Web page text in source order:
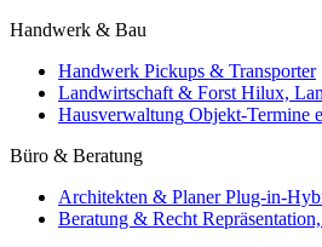
Handwerk & Bau
Handwerk Pickups & Transporter
Landwirtschaft & Forst Hilux,
Hausverwaltung Objekt-Termine
Büro & Beratung
Architekten & Planer Plug-in-
Beratung & Recht